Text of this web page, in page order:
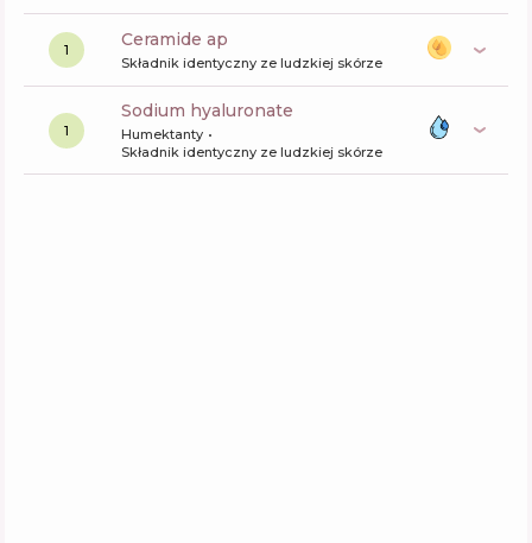
1 ceramide ap
Składnik identyczny ze ludzkiej skórze
1
sodium hyaluronate
Humektanty
Składnik identyczny ze ludzkiej skórze